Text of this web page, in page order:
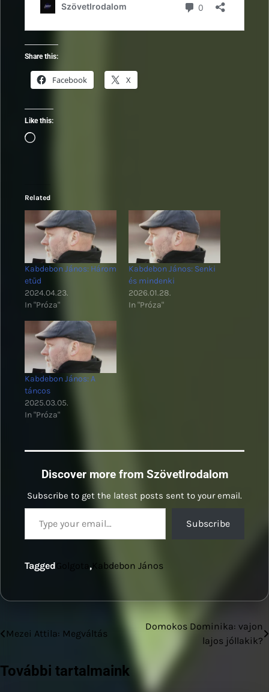
Share this:
Facebook X
Like this:
Loading…
Related
Kabdebon János: Három
etűd
2024.04.23.
In "Próza"
Kabdebon János: Senki
és mindenki
2026.01.28.
In "Próza"
Kabdebon János: A
táncos
2025.03.05.
In "Próza"
Discover more from SzövetIrodalom
Subscribe to get the latest posts sent to your email.
Type your email…
Subscribe
Tagged , Kabdebon János
Bejegyzés
Mezei Attila: Megváltás
Domokos Dominika: vajon
lajos jóllakik?
További tartalmaink